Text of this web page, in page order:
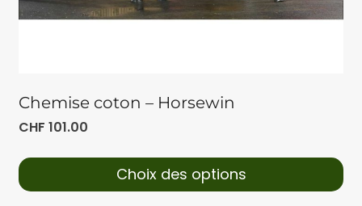
Chemise coton – Horsewin
CHF 101.00
Choix des options